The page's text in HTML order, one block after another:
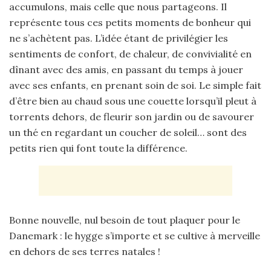
accumulons, mais celle que nous partageons. Il
représente tous ces petits moments de bonheur qui
ne s’achètent pas. L’idée étant de privilégier les
sentiments de confort, de chaleur, de convivialité en
dînant avec des amis, en passant du temps à jouer
avec ses enfants, en prenant soin de soi. Le simple fait
d’être bien au chaud sous une couette lorsqu’il pleut à
torrents dehors, de fleurir son jardin ou de savourer
un thé en regardant un coucher de soleil… sont des
petits rien qui font toute la différence.
Bonne nouvelle, nul besoin de tout plaquer pour le
Danemark : le hygge s’importe et se cultive à merveille
en dehors de ses terres natales !